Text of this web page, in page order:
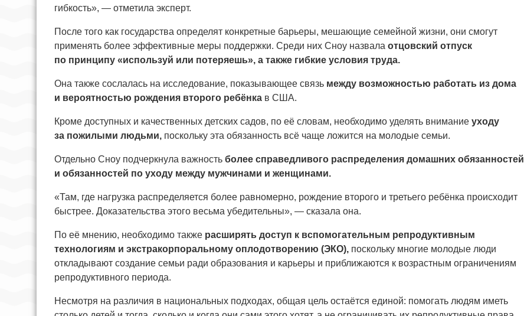
гибкость», — отметила эксперт.
После того как государства определят конкретные барьеры, мешающие семейной жизни, они смогут
применять более эффективные меры поддержки. Среди них Сноу назвала отцовский отпуск
по принципу «используй или потеряешь», а также гибкие условия труда.
Она также сослалась на исследование, показывающее связь между возможностью работать из дома
и вероятностью рождения второго ребёнка в США.
Кроме доступных и качественных детских садов, по её словам, необходимо уделять внимание уходу
за пожилыми людьми, поскольку эта обязанность всё чаще ложится на молодые семьи.
Отдельно Сноу подчеркнула важность более справедливого распределения домашних обязанностей
и обязанностей по уходу между мужчинами и женщинами.
«Там, где нагрузка распределяется более равномерно, рождение второго и третьего ребёнка происходит
быстрее. Доказательства этого весьма убедительны», — сказала она.
По её мнению, необходимо также расширять доступ к вспомогательным репродуктивным
технологиям и экстракорпоральному оплодотворению (ЭКО), поскольку многие молодые люди
откладывают создание семьи ради образования и карьеры и приближаются к возрастным ограничениям
репродуктивного периода.
Несмотря на различия в национальных подходах, общая цель остаётся единой: помогать людям иметь